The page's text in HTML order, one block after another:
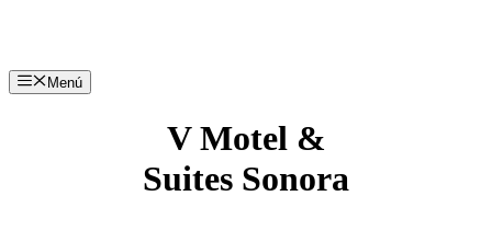
Menú
V Motel &
Suites Sonora